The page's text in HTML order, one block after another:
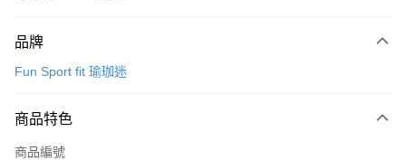
信用卡一次付款
3 期 0 利率 每期
合作金庫商業銀行
LINE Pay
品牌
Fun Sport fit 瑜珈迷
商品特色
商品編號